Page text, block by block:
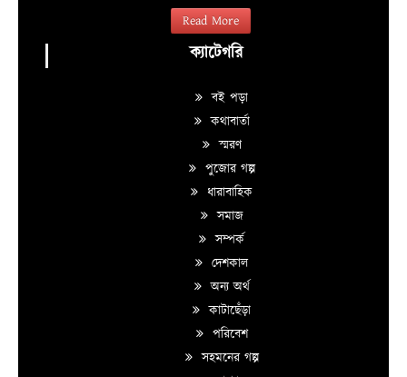
Read More
ক্যাটেগরি
বই পড়া
কথাবার্তা
স্মরণ
পুজোর গল্প
ধারাবাহিক
সমাজ
সম্পর্ক
দেশকাল
অন্য অর্থ
কাটাছেঁড়া
পরিবেশ
সহমনের গল্প